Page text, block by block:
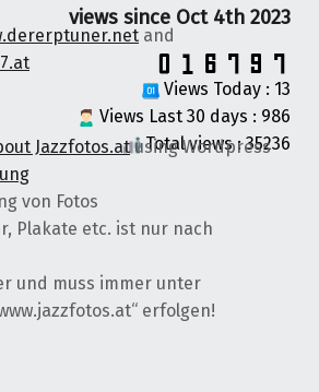
and
Jazzfotos.atusing Wordpress
von Fotos
Plakate etc. ist nur nach
und muss immer unter
erfolgen!
views since Oct 4th 2023
Views Today : 13
Views Last 30 days : 986
Total views : 35236